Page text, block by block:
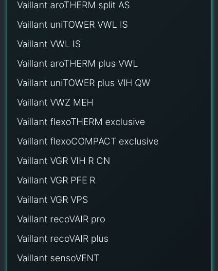
Vaillant aroTHERM split AS
Vaillant uniTOWER VWL IS
Vaillant VWL IS
Vaillant aroTHERM plus VWL
Vaillant uniTOWER plus VIH QW
Vaillant VWZ MEH
Vaillant flexoTHERM exclusive
Vaillant flexoCOMPACT exclusive
Vaillant VGR VIH R CN
Vaillant VGR PFE R
Vaillant VGR VPS
Vaillant recoVAIR pro
Vaillant recoVAIR plus
Vaillant sensoVENT